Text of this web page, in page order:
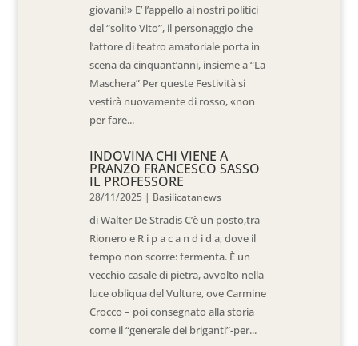
giovani!» E’ l’appello ai nostri politici
del “solito Vito”, il personaggio che
l’attore di teatro amatoriale porta in
scena da cinquant’anni, insieme a “La
Maschera” Per queste Festività si
vestirà nuovamente di rosso, «non
per fare...
INDOVINA CHI VIENE A
PRANZO FRANCESCO SASSO
IL PROFESSORE
28/11/2025 | Basilicatanews
di Walter De Stradis C’è un posto,tra
Rionero e R i p a c a n d i d a, dove il
tempo non scorre: fermenta. È un
vecchio casale di pietra, avvolto nella
luce obliqua del Vulture, ove Carmine
Crocco – poi consegnato alla storia
come il “generale dei briganti”-per...